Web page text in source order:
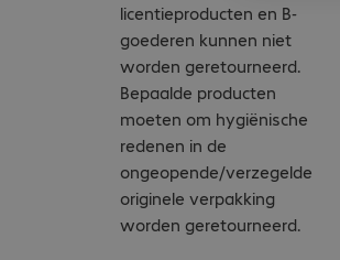
licentieproducten en B-
goederen kunnen niet
worden geretourneerd.
Bepaalde producten
moeten om hygiënische
redenen in de
ongeopende/verzegelde
originele verpakking
worden geretourneerd.